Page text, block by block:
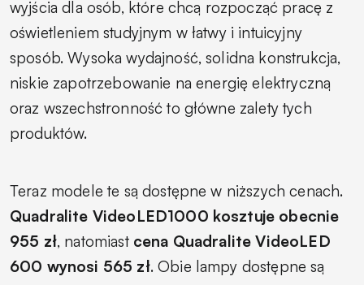
wyjścia dla osób, które chcą rozpocząć pracę z
oświetleniem studyjnym w łatwy i intuicyjny
sposób. Wysoka wydajność, solidna konstrukcja,
niskie zapotrzebowanie na energię elektryczną
oraz wszechstronność to główne zalety tych
produktów.
Teraz modele te są dostępne w niższych cenach.
Quadralite VideoLED1000 kosztuje obecnie
955 zł, natomiast cena Quadralite VideoLED
600 wynosi 565 zł. Obie lampy dostępne są